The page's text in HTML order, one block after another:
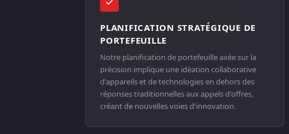
PLANIFICATION STRATÉGIQUE DE
PORTEFEUILLE
Notre planification de portefeuille axée sur la
précision implique une idéation collaborative
d'appareils et de technologies en dehors des
réponses traditionnelles aux appels d'offres,
créant de nouvelles voies d'innovation.